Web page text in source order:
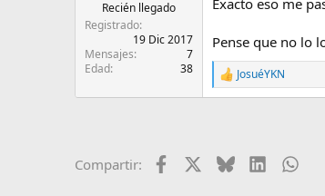
Recién llegado
Registrado
19 Dic 2017
Mensajes
7
Edad
38
Pense que no lo
R
e
o
JosuéYKN
Compartir: Facebook BlueskyLinkedIn